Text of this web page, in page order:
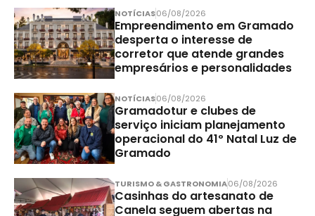
NOTÍCIAS06/08/2026
Empreendimento em Gramado
desperta o interesse de
corretor que atende grandes
empresários e personalidades
NOTÍCIAS06/08/2026
Gramadotur e clubes de
serviço iniciam planejamento
operacional do 41º Natal Luz de
Gramado
TURISMO & GASTRONOMIA06/08/2026
Casinhas do artesanato de
Canela seguem abertas na